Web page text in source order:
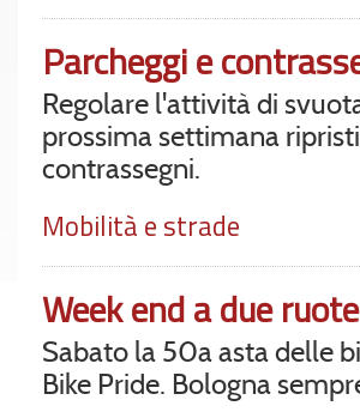
Parcheggi e
Regolare l'attività di
prossima settimana
contrassegni.
Mobilità e strade
Week end a due ruote
Sabato la 50a asta delle
Bike Pride. Bologna